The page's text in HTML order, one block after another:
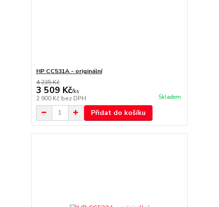
HP CC531A - originální
4 235 Kč
3 509 Kč/ks
2 900 Kč bez DPH Skladem
Přidat do košíku